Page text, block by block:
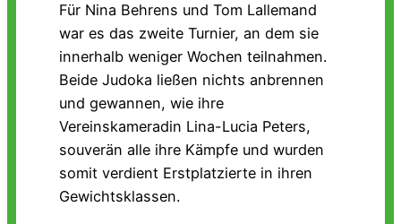
Für Nina Behrens und Tom Lallemand
war es das zweite Turnier, an dem sie
innerhalb weniger Wochen teilnahmen.
Beide Judoka ließen nichts anbrennen
und gewannen, wie ihre
Vereinskameradin Lina-Lucia Peters,
souverän alle ihre Kämpfe und wurden
somit verdient Erstplatzierte in ihren
Gewichtsklassen.